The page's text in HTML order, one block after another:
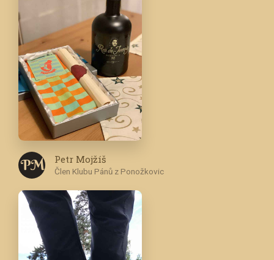
P M Petr Mojžíš
Člen Klubu Pánů z Ponožkovic